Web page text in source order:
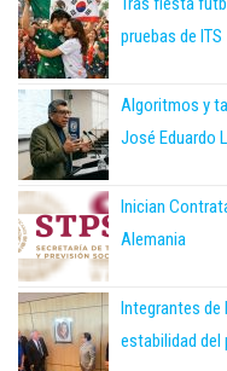
pruebas de ITS
Algoritmos y
José Eduardo
Inician
Alemania
Integrantes de
estabilidad del